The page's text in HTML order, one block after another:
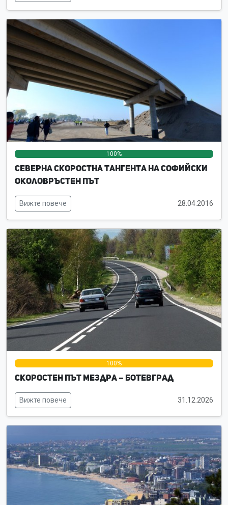
100%
Северна скоростна тангента на Софийски
околовръстен път
Вижте повече 28.04.2016
0% 100%
Скоростен път Мездра – Ботевград
Вижте повече 31.12.2026